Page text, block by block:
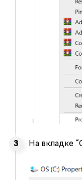
На вкладке